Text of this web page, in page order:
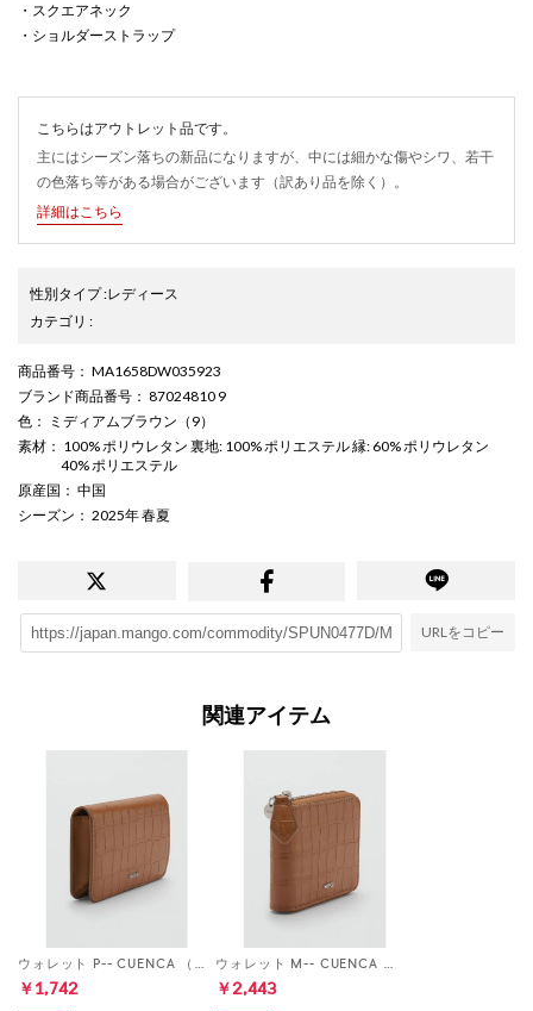
・スクエアネック
・ショルダーストラップ
こちらはアウトレット品です。
主にはシーズン落ちの新品になりますが、中には細かな傷やシワ、若干
の色落ち等がある場合がございます（訳あり品を除く）。
詳細はこちら
性別タイプ:レディース
カテゴリ :
商品番号 ： MA1658DW035923
ブランド商品番号 ： 87024810 9
色 ： ミディアムブラウン（9）
素材 ： 100% ポリウレタン 裏地: 100% ポリエステル 縁: 60% ポリウレタン
40% ポリエステル
原産国 ： 中国
シーズン ： 2025年 春夏
URLをコピー
関連アイテム
ウォレット P-- CUENCA （ミディアムブラウン）
￥1,742
ウォレット M-- CUENCA （ミディアムブラウン）
￥2,443